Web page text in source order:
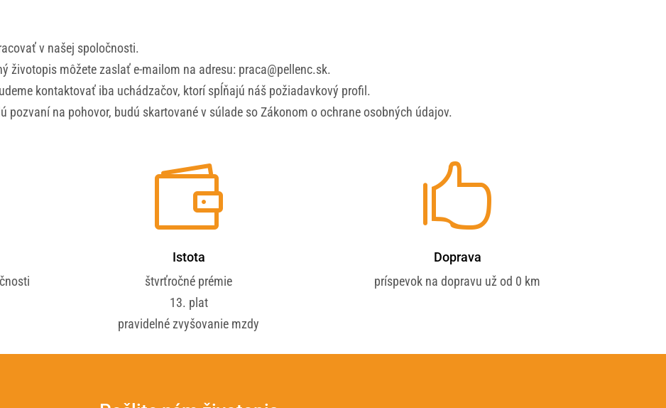
v našej spoločnosti.
životopis môžete zaslať e-mailom na adresu: praca@pellenc.sk.
kontaktovať iba uchádzačov, ktorí spĺňajú náš požiadavkový profil.
pozvaní na pohovor, budú skartované v súlade so Zákonom o ochrane osobných údajov.

Istota
štvrťročné prémie
13. plat
pravidelné zvyšovanie mzdy

Doprava
príspevok na dopravu už od 0 km